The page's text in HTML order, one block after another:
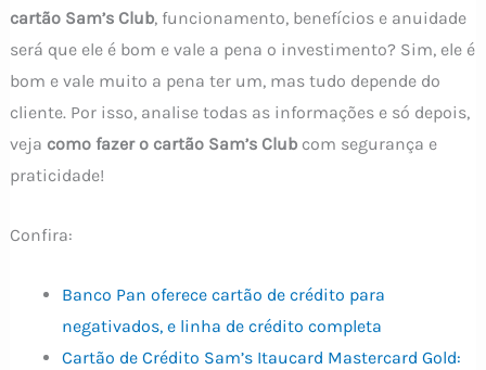
cartão Sam’s Club, funcionamento, benefícios e anuidade
será que ele é bom e vale a pena o investimento? Sim, ele é
bom e vale muito a pena ter um, mas tudo depende do
cliente. Por isso, analise todas as informações e só depois,
veja como fazer o cartão Sam’s Clubcom segurança e
praticidade!
Confira:
Banco Pan oferece cartão de crédito para
negativados, e linha de crédito completa
Cartão de Crédito Sam’s Itaucard Mastercard Gold: